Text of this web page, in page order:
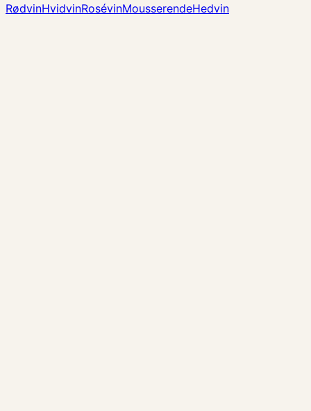
RødvinHvidvinRosévinMousserendeHedvin